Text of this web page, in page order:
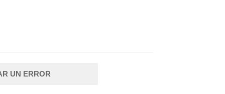
UN ERROR